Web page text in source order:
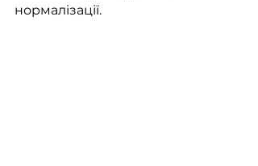
нормалізації.